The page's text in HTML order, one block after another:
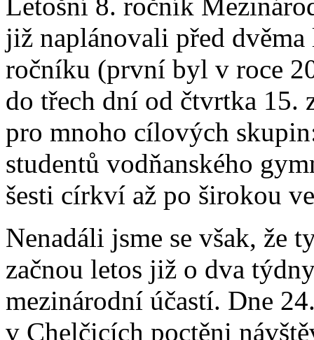
Letošní 8. ročník
již naplánovali před
ročníku (první byl v roce
do třech dní od čtvrtka 15.
pro mnoho cílových
studentů vodňanského
šesti církví až po širokou
Nenadáli jsme se však, že
začnou letos již o dva
mezinárodní účastí. Dne
v Chelčicích poctěni